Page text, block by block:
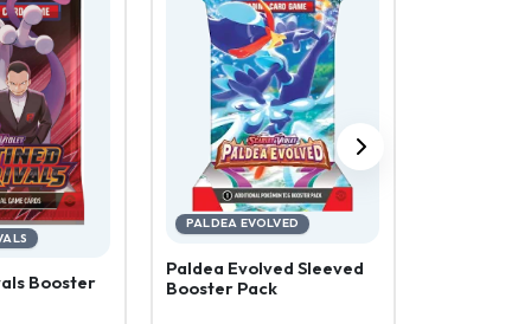
Booster
PALDEA EVOLVED
Paldea Evolved Sleeved
Booster Pack